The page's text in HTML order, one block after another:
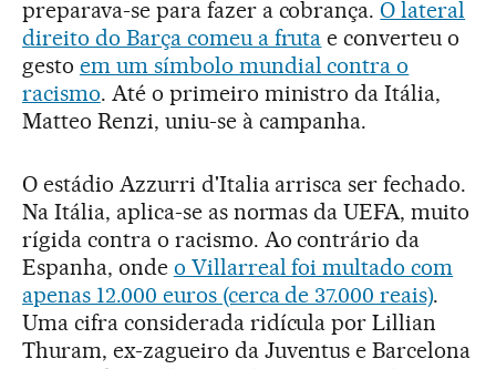
preparava-se para fazer a cobrança. O lateral
direito do Barça comeu a fruta e converteu o
gesto em um símbolo mundial contra o
racismo. Até o primeiro ministro da Itália,
Matteo Renzi, uniu-se à campanha.
O estádio Azzurri d'Italia arrisca ser fechado.
Na Itália, aplica-se as normas da UEFA, muito
rígida contra o racismo. Ao contrário da
Espanha, onde o Villarreal foi multado com
apenas 12.000 euros (cerca de 37.000 reais).
Uma cifra considerada ridícula por Lillian
Thuram, ex-zagueiro da Juventus e Barcelona